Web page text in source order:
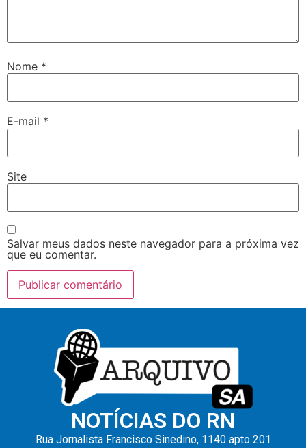
Nome *
E-mail *
Site
Salvar meus dados neste navegador para a próxima vez
que eu comentar.
NOTÍCIAS DO RN
Rua Jornalista Francisco Sinedino, 1140 apto 201